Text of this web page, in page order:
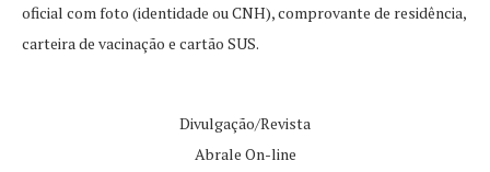
oficial com foto (identidade ou CNH), comprovante de residência,
carteira de vacinação e cartão SUS.
Divulgação/Revista
Abrale On-line